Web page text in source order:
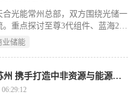
光能常州总部，双方围绕光储一
重点探讨至尊3代组件、蓝海2储
与合作潜力，达成共建常态化机
业储能
协鑫集团与尼日利亚两州长对话苏州 携手打造中非资源与能源合作新典范